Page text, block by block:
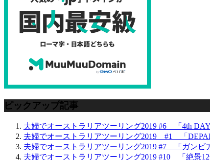
ピックアップ記事
夫婦でオーストラリアツーリング2019 #6 「4th
夫婦でオーストラリアツーリング2019 #1 「
夫婦でオーストラリアツーリング2019 #7 「ガンビ
夫婦でオーストラリアツーリング2019 #10 「絶景